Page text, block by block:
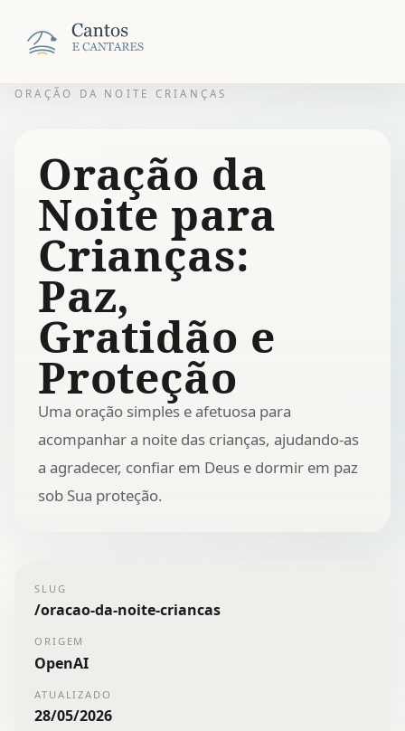
ORAÇÃO DA NOITE CRIANÇAS
Oração da
Noite para
Crianças:
Paz,
Gratidão e
Proteção
Uma oração simples e afetuosa para
acompanhar a noite das crianças, ajudando-as
a agradecer, confiar em Deus e dormir em paz
sob Sua proteção.
SLUG
/oracao-da-noite-criancas
ORIGEM
OpenAI
ATUALIZADO
28/05/2026